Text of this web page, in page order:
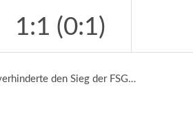
1:1 (0:1)
den Sieg der FSG…